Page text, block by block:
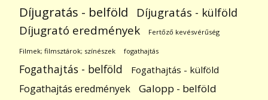
Díjugratás - belföld Díjugratás - külföld
Díjugrató eredmények Fertőző kevésvérűség
Filmek; filmsztárok; színészek fogathajtás
Fogathajtás - belföld Fogathajtás - külföld
Fogathajtás eredmények Galopp - belföld